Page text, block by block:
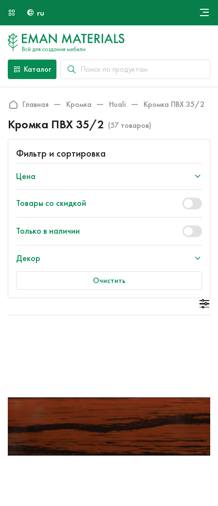
ru
Оплата и доставка
Контакты
Каталог
Главная Кромка Huali Кромка ПВХ 35/2
Кромка ПВХ 35/2 (57 товаров)
Фильтр и сортировка
Цена
Товары со скидкой
Только в наличии
Декор
Очистить